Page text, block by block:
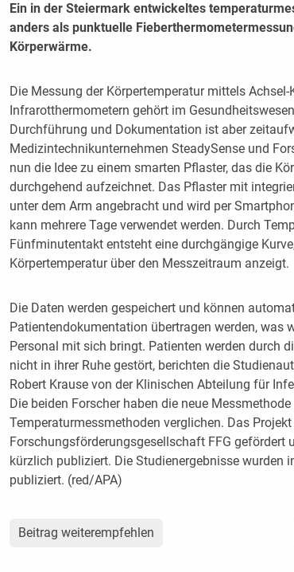
Ein in der Steiermark entwickeltes
anders als punktuelle
Körperwärme.
Die Messung der Körpertemperatur mittels
Infrarotthermometern gehört im
Durchführung und Dokumentation ist aber
Medizintechnikunternehmen SteadySense und
nun die Idee zu einem smarten Pflaster, das die
durchgehend aufzeichnet. Das Pflaster mit
unter dem Arm angebracht und wird per
kann mehrere Tage verwendet werden. Durch
Fünfminutentakt entsteht eine durchgängige
Körpertemperatur über den Messzeitraum anzeigt.
Die Daten werden gespeichert und können
Patientendokumentation übertragen werden, was
Personal mit sich bringt. Patienten werden durch
nicht in ihrer Ruhe gestört, berichten die
Robert Krause von der Klinischen Abteilung für
Die beiden Forscher haben die neue
Temperaturmessmethoden verglichen. Das
Forschungsförderungsgesellschaft FFG gefördert
kürzlich publiziert. Die Studienergebnisse wurden
publiziert. (red/APA)
Beitrag weiterempfehlen